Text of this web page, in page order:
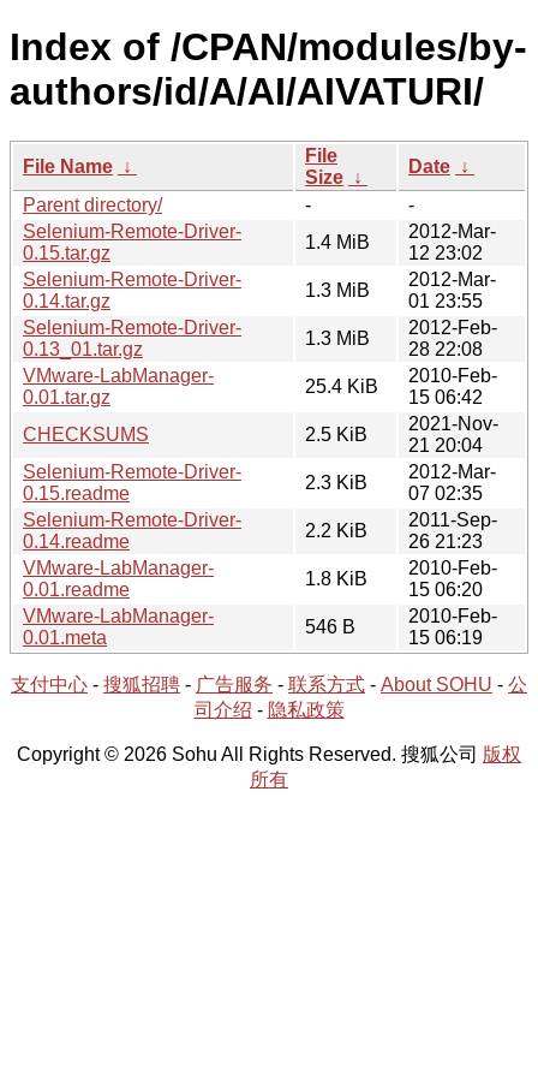
Index of /CPAN/modules/by-
authors/id/A/AI/AIVATURI/
File Name ↓
File
Size ↓
Date ↓
Parent directory/
-
-
Selenium-Remote-Driver-
0.15.tar.gz
1.4 MiB
2012-Mar-
12 23:02
Selenium-Remote-Driver-
0.14.tar.gz
1.3 MiB
2012-Mar-
01 23:55
Selenium-Remote-Driver-
0.13_01.tar.gz
1.3 MiB
2012-Feb-
28 22:08
VMware-LabManager-
0.01.tar.gz
25.4 KiB
2010-Feb-
15 06:42
CHECKSUMS
2.5 KiB
2021-Nov-
21 20:04
Selenium-Remote-Driver-
0.15.readme
2.3 KiB
2012-Mar-
07 02:35
Selenium-Remote-Driver-
0.14.readme
2.2 KiB
2011-Sep-
26 21:23
VMware-LabManager-
0.01.readme
1.8 KiB
2010-Feb-
15 06:20
VMware-LabManager-
0.01.meta
546 B
2010-Feb-
15 06:19
支付中心 - 搜狐招聘 - 广告服务 - 联系方式 - About SOHU - 公
司介绍 - 隐私政策
Copyright © 2026 Sohu All Rights Reserved. 搜狐公司 版权
所有